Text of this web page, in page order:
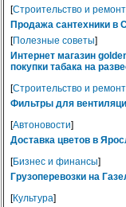
[Строительство и ремонт
Продажа сантехники в
[Полезные советы]
Интернет магазин
покупки табака на
[Строительство и ремонт
Фильтры для
[Автоновости]
Доставка цветов в
[Бизнес и финансы]
Грузоперевозки на
[Культура]